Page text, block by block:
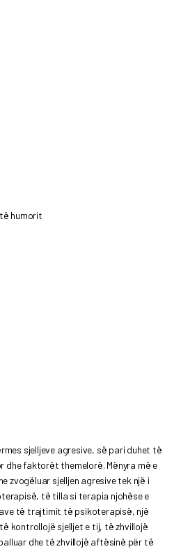
humorit
sjelljeve agresive, së pari duhet të
dhe faktorët themelorë. Mënyra më e
zvogëluar sjelljen agresive tek një i
të tilla si terapia njohëse e
të trajtimit të psikoterapisë, një
kontrollojë sjelljet e tij, të zhvillojë
dhe të zhvillojë aftësinë për të